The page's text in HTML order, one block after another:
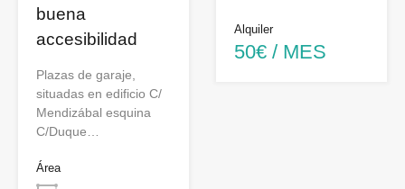
buena
accesibilidad
Plazas de garaje,
situadas en edificio C/
Mendizábal esquina
C/Duque…
Área
Alquiler
50€ / MES